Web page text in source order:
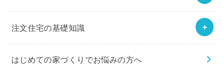
注文住宅の基礎知識
はじめての家づくりでお悩みの方へ